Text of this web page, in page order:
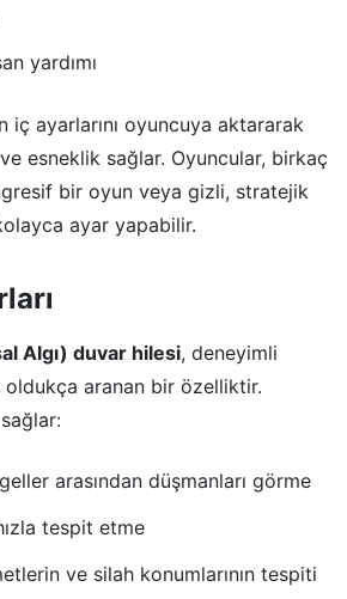
yardımı
iç ayarlarını oyuncuya aktararak
esneklik sağlar. Oyuncular, birkaç
bir oyun veya gizli, stratejik
ayar yapabilir.
Algı) duvar hilesi, deneyimli
oldukça aranan bir özelliktir.
arasından düşmanları görme
tespit etme
ve silah konumlarının tespiti